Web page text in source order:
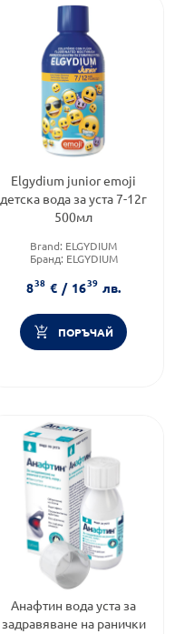
Elgydium junior emoji
детска вода за уста 7-12г
500мл
Brand: ELGYDIUM
Бранд: ELGYDIUM
838 € / 1639 лв.
ПОРЪЧАЙ
Анафтин вода уста за
задравяване на ранички